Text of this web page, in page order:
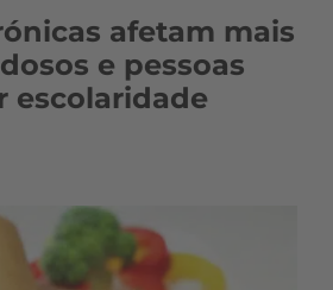
afetam mais
e pessoas
escolaridade